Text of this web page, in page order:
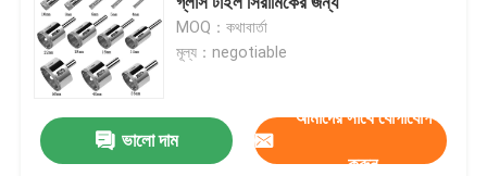
MOQ：কথাবার্তা
মূল্য：negotiable
ভালো দাম
আমাদের সাথে যোগাযোগ
করুন